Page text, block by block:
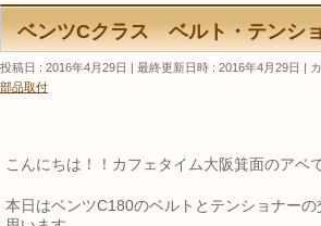
ベンツCクラス ベルト・テンシ
投稿日 : 2016年4月29日 最終更新日時 : 2016年4月29日
部品取付
こんにちは！！カフェタイム大阪箕面のアベで
本日はベンツC180のベルトとテンショナーの